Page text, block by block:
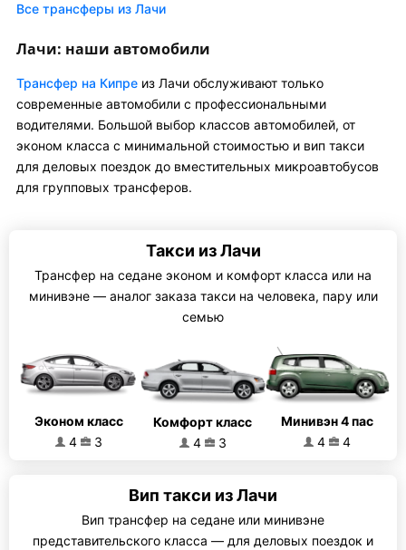
Все трансферы из Лачи
Лачи: наши автомобили
Трансфер на Кипре из Лачи обслуживают только
современные автомобили с профессиональными
водителями. Большой выбор классов автомобилей, от
эконом класса с минимальной стоимостью и вип такси
для деловых поездок до вместительных микроавтобусов
для групповых трансферов.
Такси из Лачи
Трансфер на седане эконом и комфорт класса или на
минивэне — аналог заказа такси на человека, пару или
семью
Эконом класс
4
3
Комфорт класс
4
3
Минивэн 4 пас
4
4
Вип такси из Лачи
Вип трансфер на седане или минивэне
представительского класса — для деловых поездок и